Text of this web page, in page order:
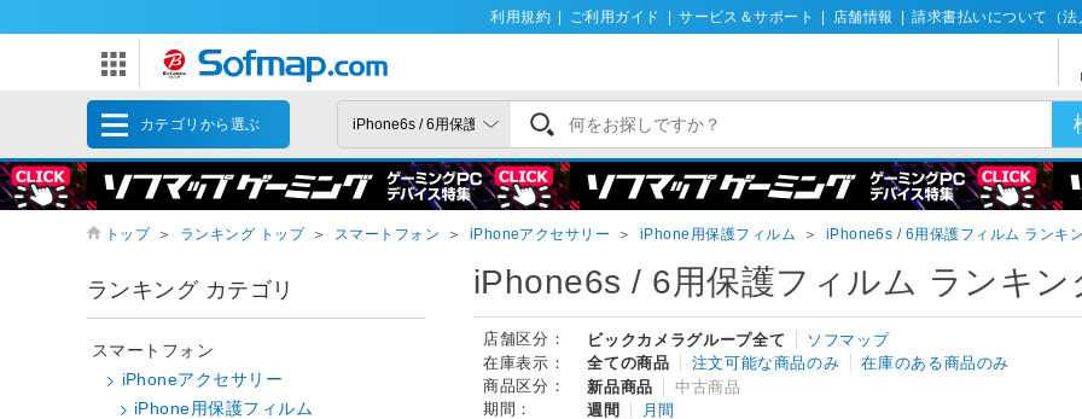
利用規約 ご利用ガイド サービス＆サポート 店舗情報 請求書払いについて（法
カテゴリから選ぶ
トップ ＞ ランキング トップ ＞ スマートフォン ＞ iPhoneアクセサリー ＞ iPhone用保護フィルム ＞ iPhone6s / 6用保護フィルム ランキ
iPhone6s / 6用保護フィルム ランキン
店舗区分： ビックカメラグループ全て
ソフマップ
在庫表示：
全ての商品 注文可能な商品のみ
在庫のある商品のみ
商品区分：
新品商品
中古商品
期間：
週間 月間
ランキング カテゴリ
スマートフォン
iPhoneアクセサリー
iPhone用保護フィルム